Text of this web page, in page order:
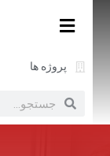
پروژه ها